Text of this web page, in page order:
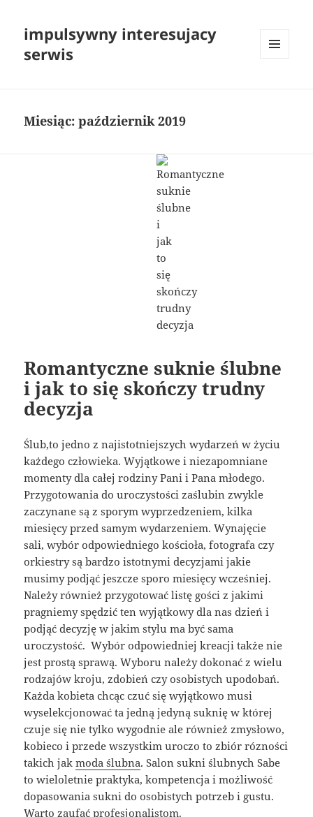
impulsywny interesujacy
serwis
Miesiąc:październik 2019
Romantyczne suknie ślubne
i jak to się skończy trudny
decyzja
Ślub,to jedno z najistotniejszych wydarzeń w życiu
każdego człowieka. Wyjątkowe i niezapomniane
momenty dla całej rodziny Pani i Pana młodego.
Przygotowania do uroczystości zaślubin zwykle
zaczynane są z sporym wyprzedzeniem, kilka
miesięcy przed samym wydarzeniem. Wynajęcie
sali, wybór odpowiedniego kościoła, fotografa czy
orkiestry są bardzo istotnymi decyzjami jakie
musimy podjąć jeszcze sporo miesięcy wcześniej.
Należy również przygotować listę gości z jakimi
pragniemy spędzić ten wyjątkowy dla nas dzień i
podjąć decyzję w jakim stylu ma być sama
uroczystość. Wybór odpowiedniej kreacji także nie
jest prostą sprawą. Wyboru należy dokonać z wielu
rodzajów kroju, zdobień czy osobistych upodobań.
Każda kobieta chcąc czuć się wyjątkowo musi
wyselekcjonować ta jedną jedyną suknię w której
czuje się nie tylko wygodnie ale również zmysłowo,
kobieco i przede wszystkim uroczo to zbiór rózności
takich jakmoda ślubna. Salon sukni ślubnych Sabe
to wieloletnie praktyka, kompetencja i możliwość
dopasowania sukni do osobistych potrzeb i gustu.
Warto zaufać profesjonalistom.